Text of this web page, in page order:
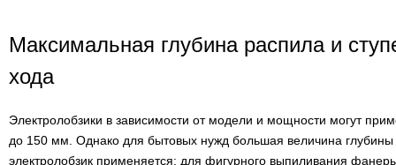
Максимальная глубина распила и
хода
Электролобзики в зависимости от модели и мощности могут
до 150 мм. Однако для бытовых нужд большая величина глубины
электролобзик применяется: для фигурного выпиливания